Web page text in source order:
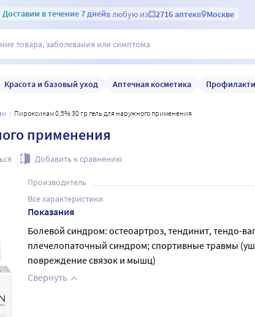
Доставим в течение 7 днейв любую из 2716 аптекв Москве
Красота и базовый уход Аптечная косметика
Пироксикам 0,5% 30 гр гель для наружного применения
применения
Добавить к сравнению
Производитель
Все характеристики
Показания
Болевой синдром: остеоартроз, тендинит, тендо-
плечелопаточный синдром; спортивные травмы
повреждение связок и мышц)
Свернуть